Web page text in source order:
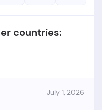
countries:
July 1, 2026